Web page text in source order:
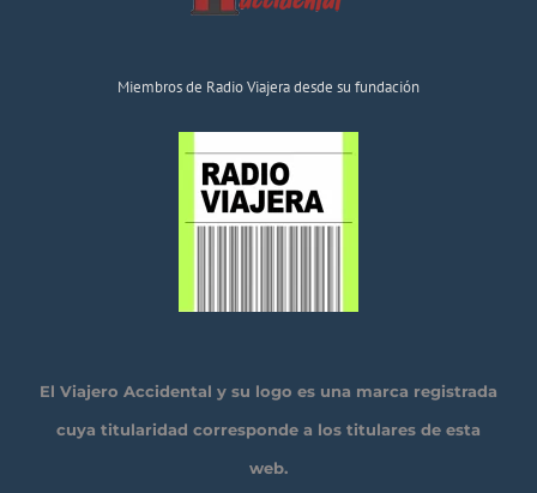
Miembros de Radio Viajera desde su fundación
El Viajero Accidental y su logo es una marca registrada
cuya titularidad corresponde a los titulares de esta
web.